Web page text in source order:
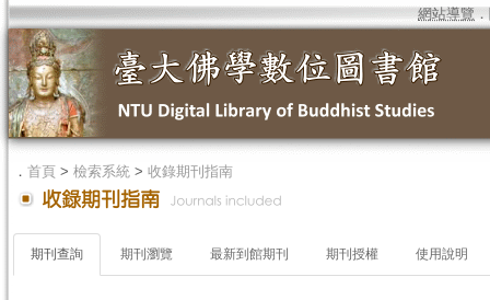
網站導覽 ．
． 首頁 > 檢索系統 > 收錄期刊指南
期刊查詢 期刊瀏覽 最新到館期刊 期刊授權 使用說明